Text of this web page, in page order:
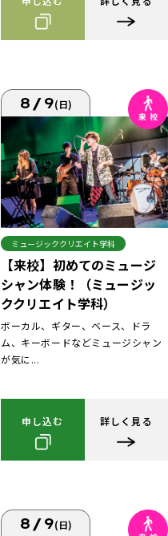
8/9(日)
ミュージッククリエイト学科
【来校】初めてのミュージ
シャン体験！（ミュージッ
ククリエイト学科）
ボーカル、ギター、ベース、ドラ
ム、キーボードなどミュージシャン
が気に...
申し込む 詳しく見る
8/9(日)